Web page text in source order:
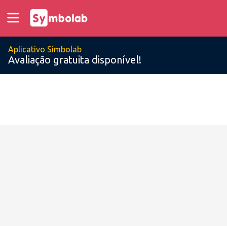
Aplicativo Simbolab
Avaliação gratuita disponível!